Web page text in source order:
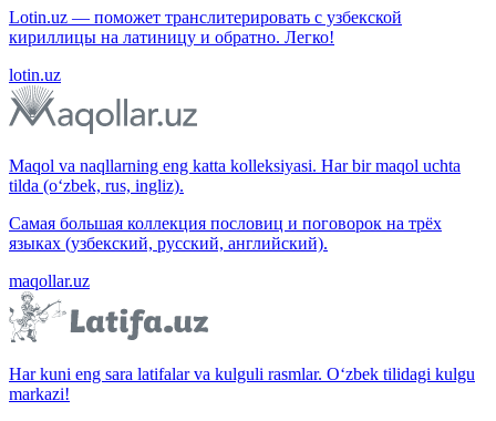
Lotin.uz — поможет транслитерировать с узбекской
кириллицы на латиницу и обратно. Легко!
lotin.uz
Maqol va naqllarning eng katta kolleksiyasi. Har bir maqol uchta
tilda (o‘zbek, rus, ingliz).
Самая большая коллекция пословиц и поговорок на трёх
языках (узбекский, русский, английский).
maqollar.uz
Har kuni eng sara latifalar va kulguli rasmlar. O‘zbek tilidagi kulgu
markazi!